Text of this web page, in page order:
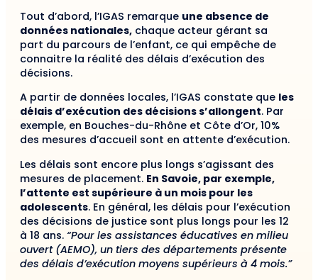
Tout d’abord, l’IGAS remarque une absence de
données nationales, chaque acteur gérant sa
part du parcours de l’enfant, ce qui empêche de
connaitre la réalité des délais d’exécution des
décisions.
A partir de données locales, l’IGAS constate que les
délais d’exécution des décisions s’allongent. Par
exemple, en Bouches-du-Rhône et Côte d’Or, 10%
des mesures d’accueil sont en attente d’exécution.
Les délais sont encore plus longs s’agissant des
mesures de placement. En Savoie, par exemple,
l’attente est supérieure à un mois pour les
adolescents. En général, les délais pour l’exécution
des décisions de justice sont plus longs pour les 12
à 18 ans. “Pour les assistances éducatives en milieu
ouvert (AEMO), un tiers des départements présente
des délais d’exécution moyens supérieurs à 4 mois.”